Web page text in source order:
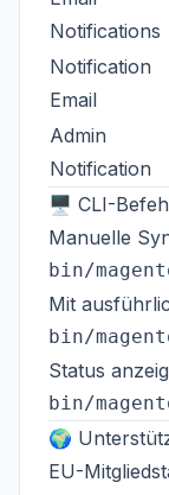
Notifications
Notification
Email
Admin
Notification
🖥️ CLI-
Manuelle
Mit
Status
🌍
EU-